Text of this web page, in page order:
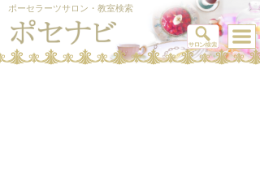
ポーセラーツサロン・教室検索